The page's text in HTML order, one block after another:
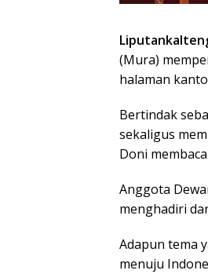
(Mura)
halaman
Bertindak
sekaligus
Doni
Anggota
menghadiri
Adapun tema
menuju